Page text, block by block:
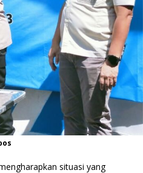
situasi yang